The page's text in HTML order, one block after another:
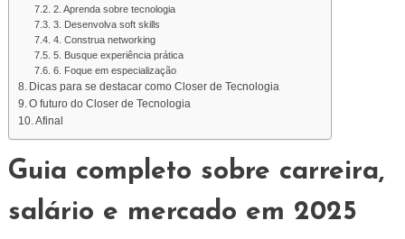
2. Aprenda sobre tecnologia
3. Desenvolva soft skills
4. Construa networking
5. Busque experiência prática
6. Foque em especialização
Dicas para se destacar como Closer de Tecnologia
O futuro do Closer de Tecnologia
Afinal
Guia completo sobre carreira,
salário e mercado em 2025